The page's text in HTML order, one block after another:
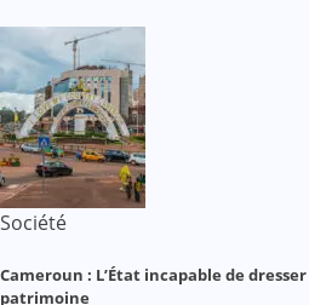
Société
Cameroun : L’État incapable de
patrimoine